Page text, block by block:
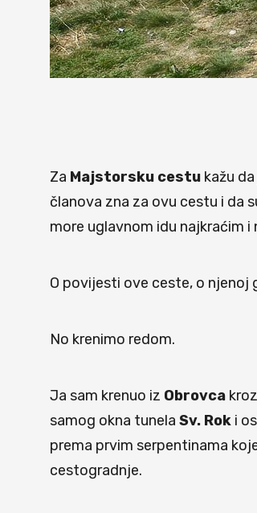
Za Majstorsku cestu kažu
članova zna za ovu cestu i da
more uglavnom idu najkraćim
O povijesti ove ceste, o
No krenimo redom.
Ja sam krenuo iz Obrovca
samog okna tunela Sv. Rok i
prema prvim serpentinama
cestogradnje.